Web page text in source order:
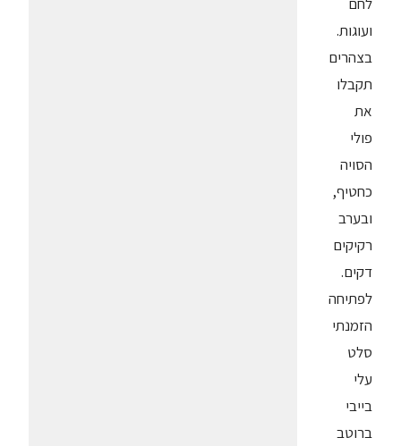
ועוגות.
בצהרים
תקבלו
את
פולי
הסויה
כחטיף,
ובערב
רקיקים
דקים.
לפתיחה
הזמנתי
סלט
עלי
בייבי
ברוטב